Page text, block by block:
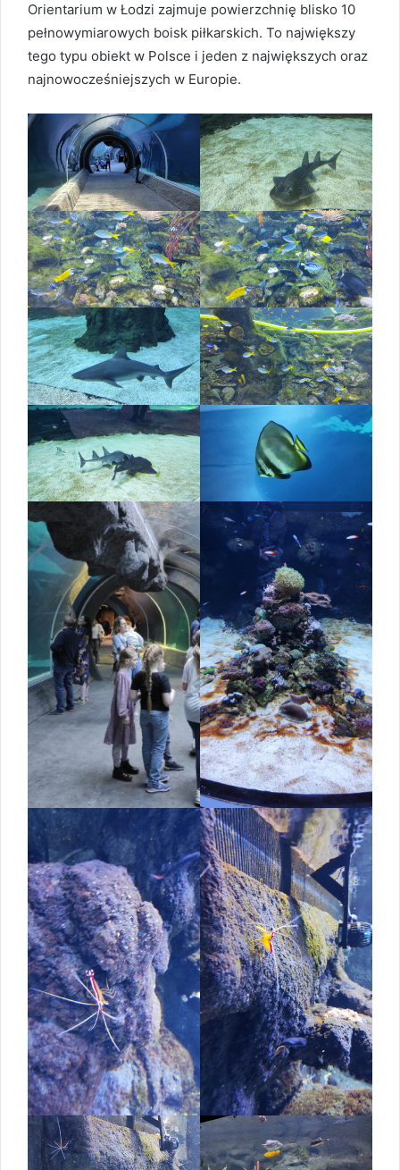
Orientarium w Łodzi zajmuje powierzchnię blisko 10
pełnowymiarowych boisk piłkarskich. To największy
tego typu obiekt w Polsce i jeden z największych oraz
najnowocześniejszych w Europie.